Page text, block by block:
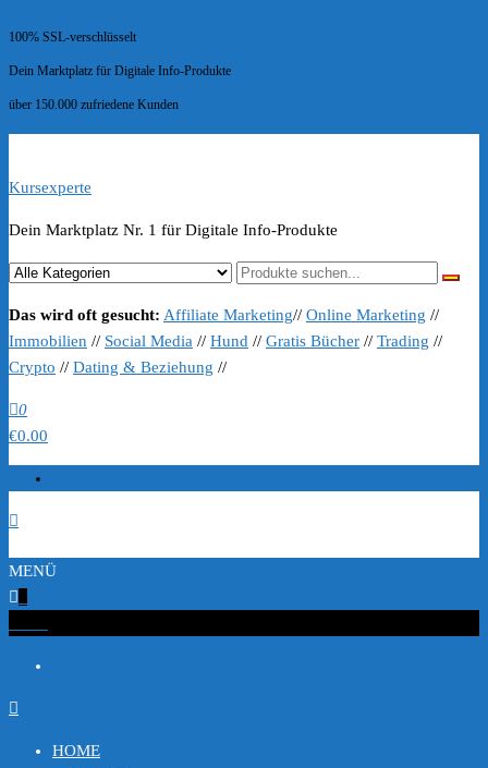
100% SSL-verschlüsselt
Dein Marktplatz für Digitale Info-Produkte
über 150.000 zufriedene Kunden
Kursexperte
Dein Marktplatz Nr. 1 für Digitale Info-Produkte
Das wird oft gesucht: Affiliate Marketing// Online Marketing //
Immobilien // Social Media // Hund // Gratis Bücher // Trading //
Crypto // Dating & Beziehung //
0
€0.00
MENÜ
HOME